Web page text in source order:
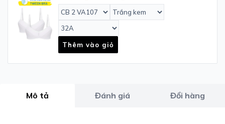
Thêm vào giỏ
Mô tả Đánh giá Đổi hàng